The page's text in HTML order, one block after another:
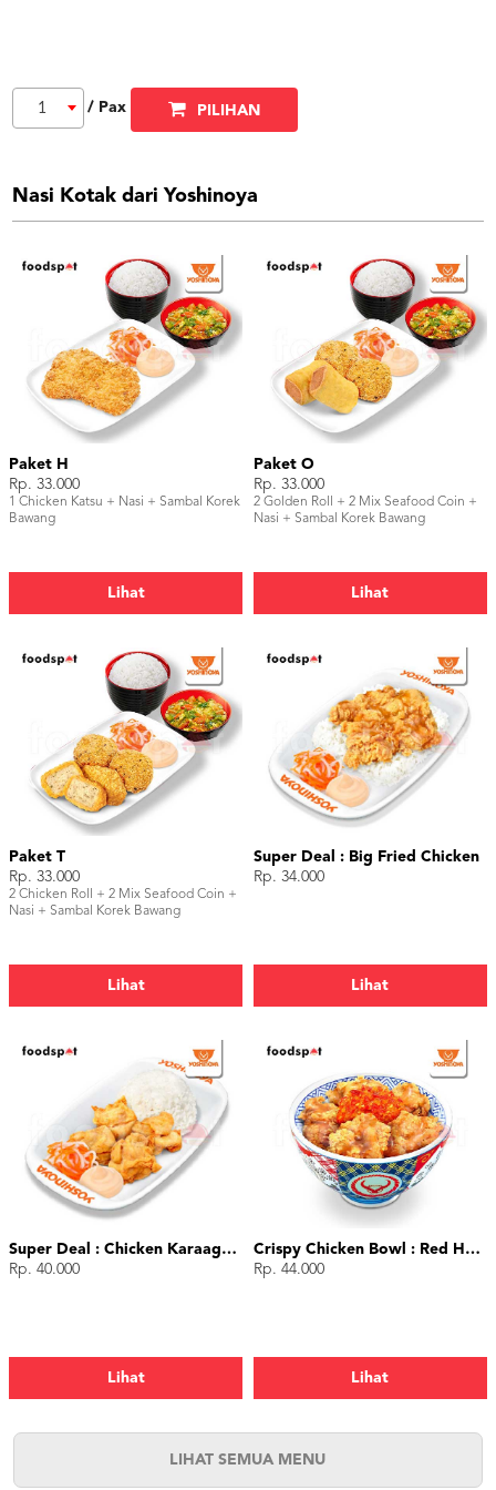
1 / Pax PILIHAN
Nasi Kotak dari Yoshinoya
Paket H
Rp. 33.000
1 Chicken Katsu + Nasi + Sambal Korek
Bawang
Lihat
Paket O
Rp. 33.000
2 Golden Roll + 2 Mix Seafood Coin +
Nasi + Sambal Korek Bawang
Lihat
Paket T
Rp. 33.000
2 Chicken Roll + 2 Mix Seafood Coin +
Nasi + Sambal Korek Bawang
Lihat
Super Deal : Big Fried Chicken
Rp. 34.000
Lihat
Super Deal : Chicken Karaage (4 pcs)
Rp. 40.000
Lihat
Crispy Chicken Bowl : Red Hot Chili
Rp. 44.000
Lihat
LIHAT SEMUA MENU